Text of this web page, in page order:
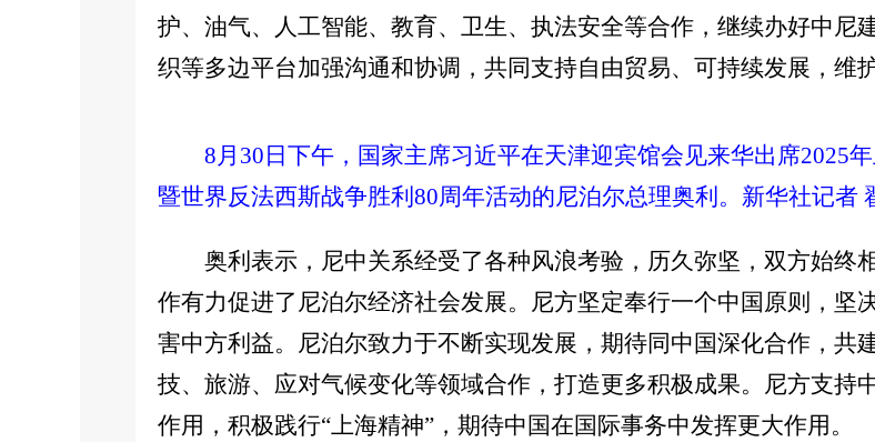
护、油气、人工智能、教育、卫生、执法安全等合作，继续办好中尼
织等多边平台加强沟通和协调，共同支持自由贸易、可持续发展，维
8月30日下午，国家主席习近平在天津迎宾馆会见来华出席2025
暨世界反法西斯战争胜利80周年活动的尼泊尔总理奥利。新华社记者
奥利表示，尼中关系经受了各种风浪考验，历久弥坚，双方始终
作有力促进了尼泊尔经济社会发展。尼方坚定奉行一个中国原则，坚
害中方利益。尼泊尔致力于不断实现发展，期待同中国深化合作，共
技、旅游、应对气候变化等领域合作，打造更多积极成果。尼方支持
作用，积极践行“上海精神”，期待中国在国际事务中发挥更大作用。